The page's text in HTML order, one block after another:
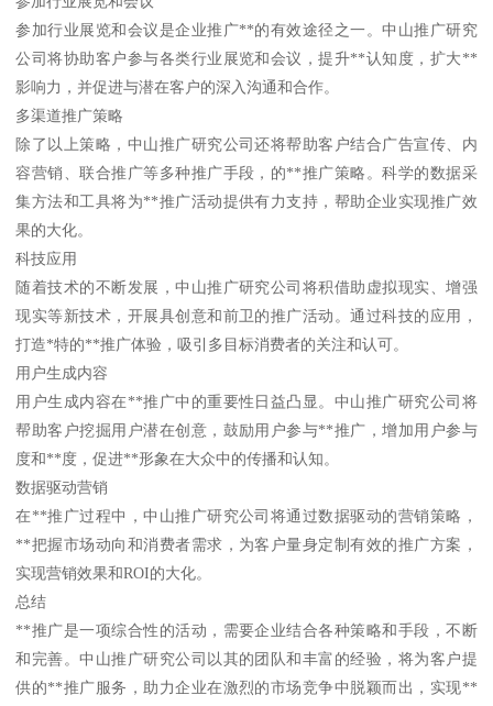
参加行业展览和会议是企业推广**的有效途径之一。中山推广研究
公司将协助客户参与各类行业展览和会议，提升**认知度，扩大**
影响力，并促进与潜在客户的深入沟通和合作。
多渠道推广策略
除了以上策略，中山推广研究公司还将帮助客户结合广告宣传、内
容营销、联合推广等多种推广手段，的**推广策略。科学的数据采
集方法和工具将为**推广活动提供有力支持，帮助企业实现推广效
果的大化。
科技应用
随着技术的不断发展，中山推广研究公司将积借助虚拟现实、增强
现实等新技术，开展具创意和前卫的推广活动。通过科技的应用，
打造*特的**推广体验，吸引多目标消费者的关注和认可。
用户生成内容
用户生成内容在**推广中的重要性日益凸显。中山推广研究公司将
帮助客户挖掘用户潜在创意，鼓励用户参与**推广，增加用户参与
度和**度，促进**形象在大众中的传播和认知。
数据驱动营销
在**推广过程中，中山推广研究公司将通过数据驱动的营销策略，
**把握市场动向和消费者需求，为客户量身定制有效的推广方案，
实现营销效果和ROI的大化。
总结
**推广是一项综合性的活动，需要企业结合各种策略和手段，不断
和完善。中山推广研究公司以其的团队和丰富的经验，将为客户提
供的**推广服务，助力企业在激烈的市场竞争中脱颖而出，实现**